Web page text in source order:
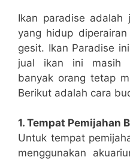
Ikan paradise
yang hidup
gesit. Ikan Paradise
jual ikan ini masih
banyak orang tetap
Berikut adalah cara
1. Tempat Pemijahan
Untuk tempat
menggunakan